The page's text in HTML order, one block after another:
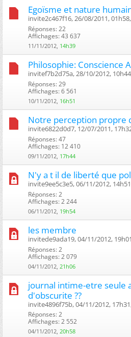
Egoïsme et nature
invite2c467f16, 26/08/2011, 01h58, ‎
Réponses: 22
Affichages: 43 637
11/11/2012, 14h39
Philosophie: Conscience
invitef7b2d75a, 28/10/2012,
Réponses: 29
Affichages: 6 561
10/11/2012, 16h51
Notre perception propre
invite6822d0d7, 12/07/2011,
Réponses: 47
Affichages: 12 410
09/11/2012, 17h44
N'y a t il de liberté que
invite9ee5c3e5, 06/11/2012,
Réponses: 2
Affichages: 2 244
06/11/2012, 19h54
les membre
invitede9ada19, 04/11/2012,
Réponses: 2
Affichages: 2 079
04/11/2012, 21h06
journal intime-etre seule
d'obscurite ??
invite4896f75b, 04/11/2012,
Réponses: 2
Affichages: 2 552
04/11/2012, 20h58